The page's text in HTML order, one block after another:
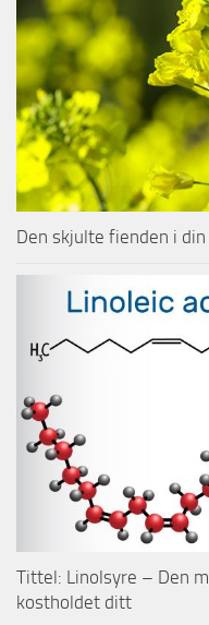
Den skjulte fienden i
Tittel: Linolsyre – Den
kostholdet ditt